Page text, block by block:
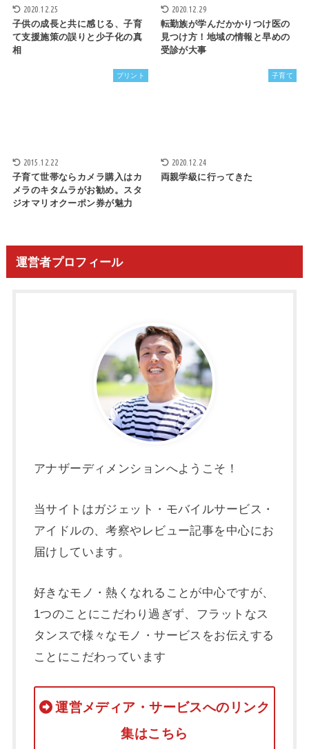
2020.12.25
子供の成長と共に感じる、子育
て支援施策の誤りと少子化の真
相
2020.12.29
転勤族が学んだかかりつけ医の
見つけ方！地域の情報と早めの
受診が大事
プリント
2015.12.22
子育て世帯ならカメラ購入はカ
メラのキタムラがお勧め。スタ
ジオマリオクーポン券が魅力
子育て
2020.12.24
両親学級に行ってきた
運営者プロフィール
アナザーディメンションへようこそ！
当サイトはガジェット・モバイルサービス・
アイドルの、考察やレビュー記事を中心にお
届けしています。
好きなモノ・熱くなれることが中心ですが、
1つのことにこだわり過ぎず、フラットなス
タンスで様々なモノ・サービスをお伝えする
ことにこだわっています
運営メディア・サービスへのリンク
集はこちら